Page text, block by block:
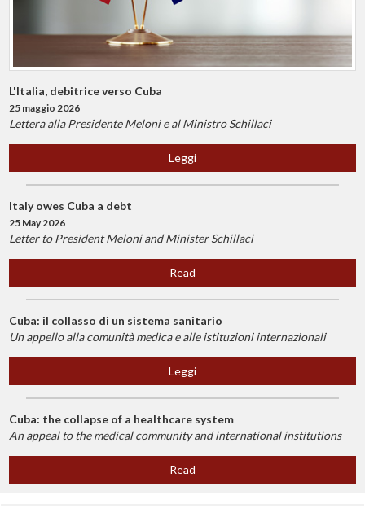
L'Italia, debitrice verso Cuba
25 maggio 2026
Lettera alla Presidente Meloni e al Ministro Schillaci
Leggi
Italy owes Cuba a debt
25 May 2026
Letter to President Meloni and Minister Schillaci
Read
Cuba: il collasso di un sistema sanitario
Un appello alla comunità medica e alle istituzioni internazionali
Leggi
Cuba: the collapse of a healthcare system
An appeal to the medical community and international institutions
Read